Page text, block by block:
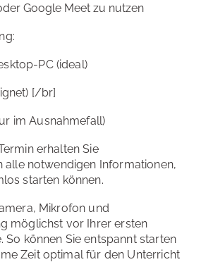
Google Meet zu nutzen
PC (ideal)
[/br]
im Ausnahmefall)
erhalten Sie
alle notwendigen Informationen,
starten können.
Mikrofon und
möglichst vor Ihrer ersten
So können Sie entspannt starten
Zeit optimal für den Unterricht